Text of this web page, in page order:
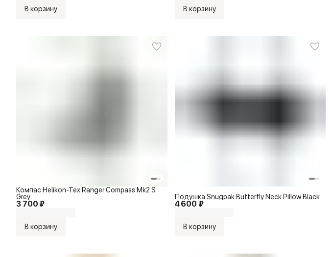
В корзину В корзину
3 700 ₽
Компас Helikon-Tex Ranger Compass Mk2 S
Grey
В корзину
4 600 ₽
Подушка Snugpak Butterfly Neck Pillow Black
В корзину